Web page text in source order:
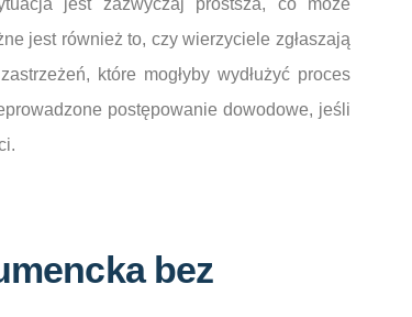
jest zazwyczaj prostsza, co może
jest również to, czy wierzyciele zgłaszają
które mogłyby wydłużyć proces
postępowanie dowodowe, jeśli
bez